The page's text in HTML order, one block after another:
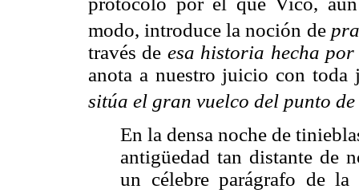
modo, introduce la noción de
través de esa historia hecha
anota a nuestro juicio con
sitúa el gran vuelco del punto
En la densa noche de
antigüedad tan distante de
un célebre parágrafo de